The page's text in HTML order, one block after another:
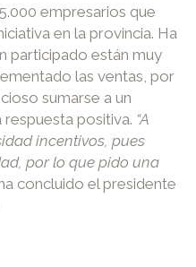
empresarios que
en la provincia. Ha
participado están muy
las ventas, por
sumarse a un
positiva. “A
incentivos, pues
por lo que pido una
concluido el presidente